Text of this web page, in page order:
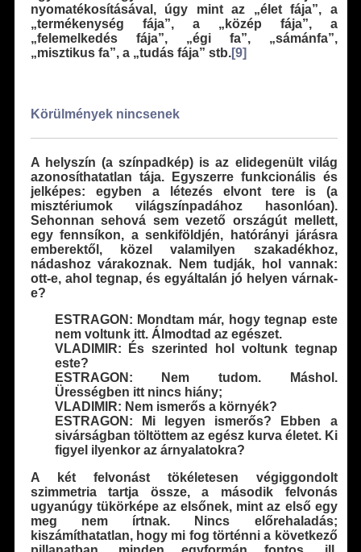
nyomatékosításával, úgy mint az „élet fája”, a
„termékenység fája”, a „közép fája”, a
„felemelkedés fája”, „égi fa”, „sámánfa”,
„misztikus fa”, a „tudás fája” stb.[9]
Körülmények nincsenek
A helyszín (a színpadkép) is az elidegenült világ
azonosíthatatlan tája. Egyszerre funkcionális és
jelképes: egyben a létezés elvont tere is (a
misztériumok világszínpadához hasonlóan).
Sehonnan sehová sem vezető országút mellett,
egy fennsíkon, a senkiföldjén, hatórányi járásra
emberektől, közel valamilyen szakadékhoz,
nádashoz várakoznak. Nem tudják, hol vannak:
ott-e, ahol tegnap, és egyáltalán jó helyen várnak-
e?
ESTRAGON: Mondtam már, hogy tegnap este
nem voltunk itt. Álmodtad az egészet.
VLADIMIR: És szerinted hol voltunk tegnap
este?
ESTRAGON: Nem tudom. Máshol.
Ürességben itt nincs hiány;
VLADIMIR: Nem ismerős a környék?
ESTRAGON: Mi legyen ismerős? Ebben a
sivárságban töltöttem az egész kurva életet. Ki
figyel ilyenkor az árnyalatokra?
A két felvonást tökéletesen végiggondolt
szimmetria tartja össze, a második felvonás
ugyanúgy tükörképe az elsőnek, mint az első egy
meg nem írtnak. Nincs előrehaladás;
kiszámíthatatlan, hogy mi fog történni a következő